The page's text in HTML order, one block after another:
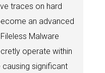
traces on hard
an advanced
Malware
operate within
significant